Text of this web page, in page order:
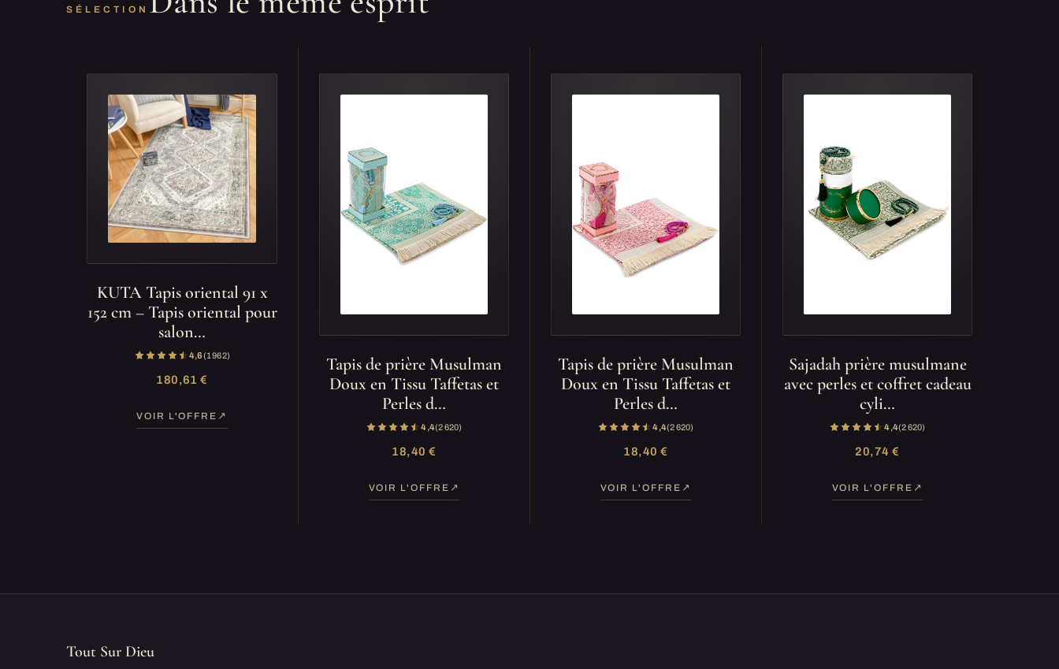
SÉLECTION
KUTA Tapis oriental 91 x
152 cm – Tapis oriental pour
salon…
4,6(1 962)
180,61 €
VOIR L'OFFRE
Tapis de prière Musulman
Doux en Tissu Taffetas et
Perles d…
4,4(2 620)
18,40 €
VOIR L'OFFRE
Tapis de prière Musulman
Doux en Tissu Taffetas et
Perles d…
4,4(2 620)
18,40 €
VOIR L'OFFRE
Sajadah prière musulmane
avec perles et coffret cadeau
cyli…
4,4(2 620)
20,74 €
VOIR L'OFFRE
Tout Sur Dieu